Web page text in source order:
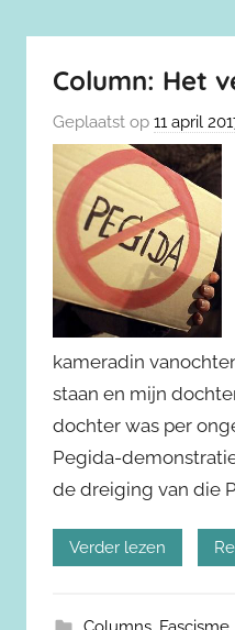
Column: Het
Geplaatst op 11 april
kameradin
staan en mijn
dochter was per
Pegida-
de dreiging van die
Verder lezen